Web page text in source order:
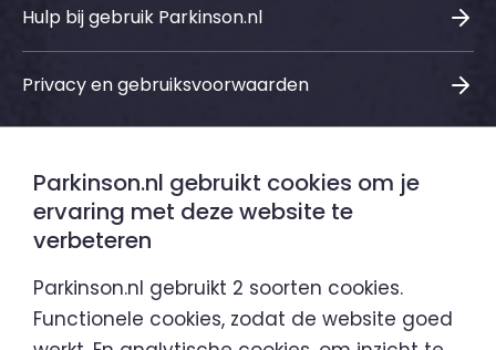
Hulp bij gebruik Parkinson.nl
Privacy en gebruiksvoorwaarden
Sociale media
Parkinson.nl gebruikt cookies om je
ervaring met deze website te
verbeteren
Parkinson.nl gebruikt 2 soorten cookies.
Functionele cookies, zodat de website goed